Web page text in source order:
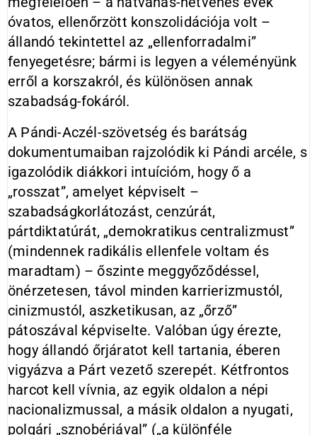
óvatos, ellenőrzött konszolidációja volt –
állandó tekintettel az „ellenforradalmi”
fenyegetésre; bármi is legyen a véleményünk
erről a korszakról, és különösen annak
szabadság-fokáról.
A Pándi-Aczél-szövetség és barátság
dokumentumaiban rajzolódik ki Pándi arcéle, s
igazolódik diákkori intuícióm, hogy ő a
„rosszat”, amelyet képviselt –
szabadságkorlátozást, cenzúrát,
pártdiktatúrát, „demokratikus centralizmust”
(mindennek radikális ellenfele voltam és
maradtam) – őszinte meggyőződéssel,
önérzetesen, távol minden karrierizmustól,
cinizmustól, aszketikusan, az „őrző”
pátoszával képviselte. Valóban úgy érezte,
hogy állandó őrjáratot kell tartania, éberen
vigyázva a Párt vezető szerepét. Kétfrontos
harcot kell vívnia, az egyik oldalon a népi
nacionalizmussal, a másik oldalon a nyugati,
polgári „sznobériával” („a különféle